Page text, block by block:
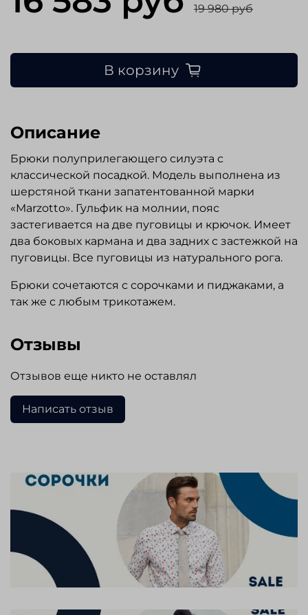
19 980 руб
В корзину
Описание
Брюки полуприлегающего силуэта с
классической посадкой. Модель выполнена из
шерстяной ткани запатентованной марки
«Marzotto». Гульфик на молнии, пояс
застегивается на две пуговицы и крючок. Имеет
два боковых кармана и два задних с застежкой на
пуговицы. Все пуговицы из натурального рога.
Брюки сочетаются с сорочками и пиджаками, а
так же с любым трикотажем.
Отзывы
Отзывов еще никто не оставлял
Написать отзыв